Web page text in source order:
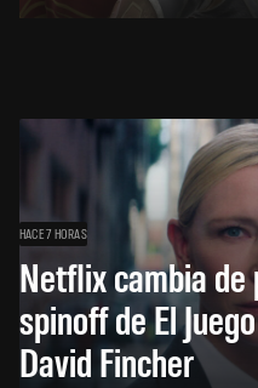
HACE 7 HORAS
Netflix cambia de
spinoff de El
David Fincher